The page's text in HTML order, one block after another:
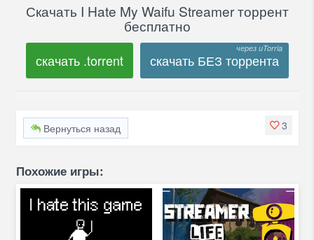
Скачать I Hate My Waifu Streamer торрент
бесплатно
скачать .torrent скачать БЕЗ торрента
3
Вернуться назад
Похожие игры: